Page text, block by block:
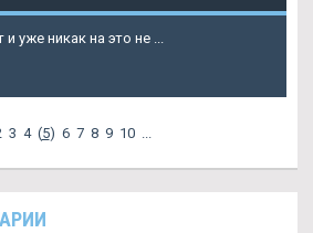
уже никак на это не ...
3 4 (5) 6 7 8 9 10 ...